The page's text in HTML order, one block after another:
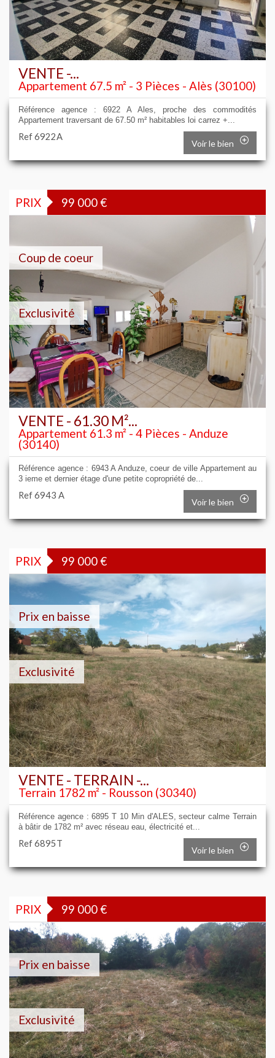
VENTE -...
Appartement 67.5 m² - 3 Pièces - Alès (30100)
Référence agence : 6922 A Ales, proche des commodités
Appartement traversant de 67.50 m² habitables loi carrez +...
Ref 6922A
Voir le bien
PRIX 99 000€
Exclusivité
Coup de coeur
VENTE - 61.30 M²...
Appartement 61.3 m² - 4 Pièces - Anduze
(30140)
Référence agence : 6943 A Anduze, coeur de ville Appartement au
3 ieme et dernier étage d'une petite copropriété de...
Ref 6943 A
Voir le bien
PRIX 99 000€
Exclusivité
Prix en baisse
VENTE - TERRAIN -...
Terrain 1782 m² - Rousson (30340)
Référence agence : 6895 T 10 Min d'ALES, secteur calme Terrain
à bâtir de 1782 m² avec réseau eau, électricité et...
Ref 6895T
Voir le bien
PRIX 99 000€
Exclusivité
Prix en baisse